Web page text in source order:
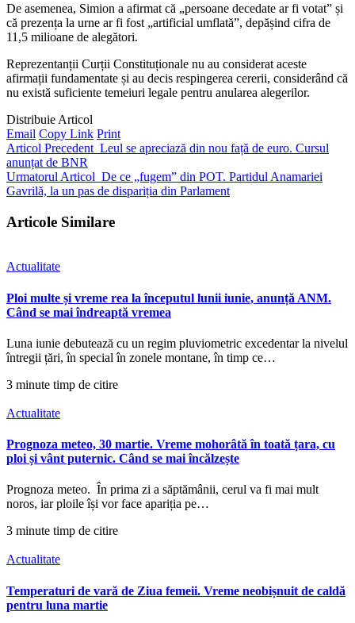
De asemenea, Simion a afirmat că „persoane decedate ar fi votat” și
că prezența la urne ar fi fost „artificial umflată”, depășind cifra de
11,5 milioane de alegători.
Reprezentanții Curții Constituționale nu au considerat aceste
afirmații fundamentate și au decis respingerea cererii, considerând că
nu există suficiente temeiuri legale pentru anularea alegerilor.
Distribuie Articol
Email Copy Link Print
Articol Precedent Leul se apreciază din nou față de euro. Cursul
anunțat de BNR
Urmatorul Articol De ce „fugem” din POT. Partidul Anamariei
Gavrilă, la un pas de dispariția din Parlament
Articole Similare
Actualitate
Ploi multe și vreme rea la începutul lunii iunie, anunță ANM.
Când se mai îndreaptă vremea
Luna iunie debutează cu un regim pluviometric excedentar la nivelul
întregii țări, în special în zonele montane, în timp ce…
3 minute timp de citire
Actualitate
Prognoza meteo, 30 martie. Vreme mohorâtă în toată țara, cu
ploi și vânt puternic. Când se mai încălzește
Prognoza meteo. În prima zi a săptămânii, cerul va fi mai mult
noros, iar ploile își vor face apariția pe…
3 minute timp de citire
Actualitate
Temperaturi de vară de Ziua femeii. Vreme neobișnuit de caldă
pentru luna martie